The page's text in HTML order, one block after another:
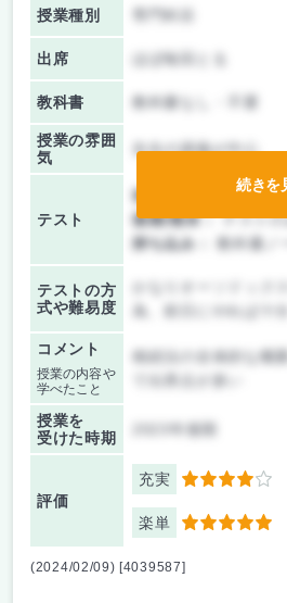
授業種別
出席 ほぼ毎回とる
教科書 教科書なし・不要
授業の雰囲
気
先生の講義が中心
テスト
前期/中間：
授業無し
後期/期末：テスト
持ち込み：
教科書ノ
テストの方
式や難易度
コメント
授業の内容や
学べたこと
相続法の全体的な概
授業を
受けた時期
2023年後期
評価
充実 4
楽単 5
続きを
(2024/02/09) [4039587]